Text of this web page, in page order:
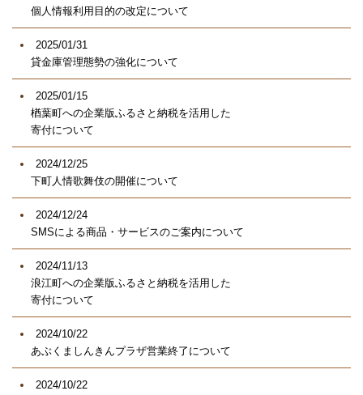
個人情報利用目的の改定について
2025/01/31
貸金庫管理態勢の強化について
2025/01/15
楢葉町への企業版ふるさと納税を活用した
寄付について
2024/12/25
下町人情歌舞伎の開催について
2024/12/24
SMSによる商品・サービスのご案内について
2024/11/13
浪江町への企業版ふるさと納税を活用した
寄付について
2024/10/22
あぶくましんきんプラザ営業終了について
2024/10/22